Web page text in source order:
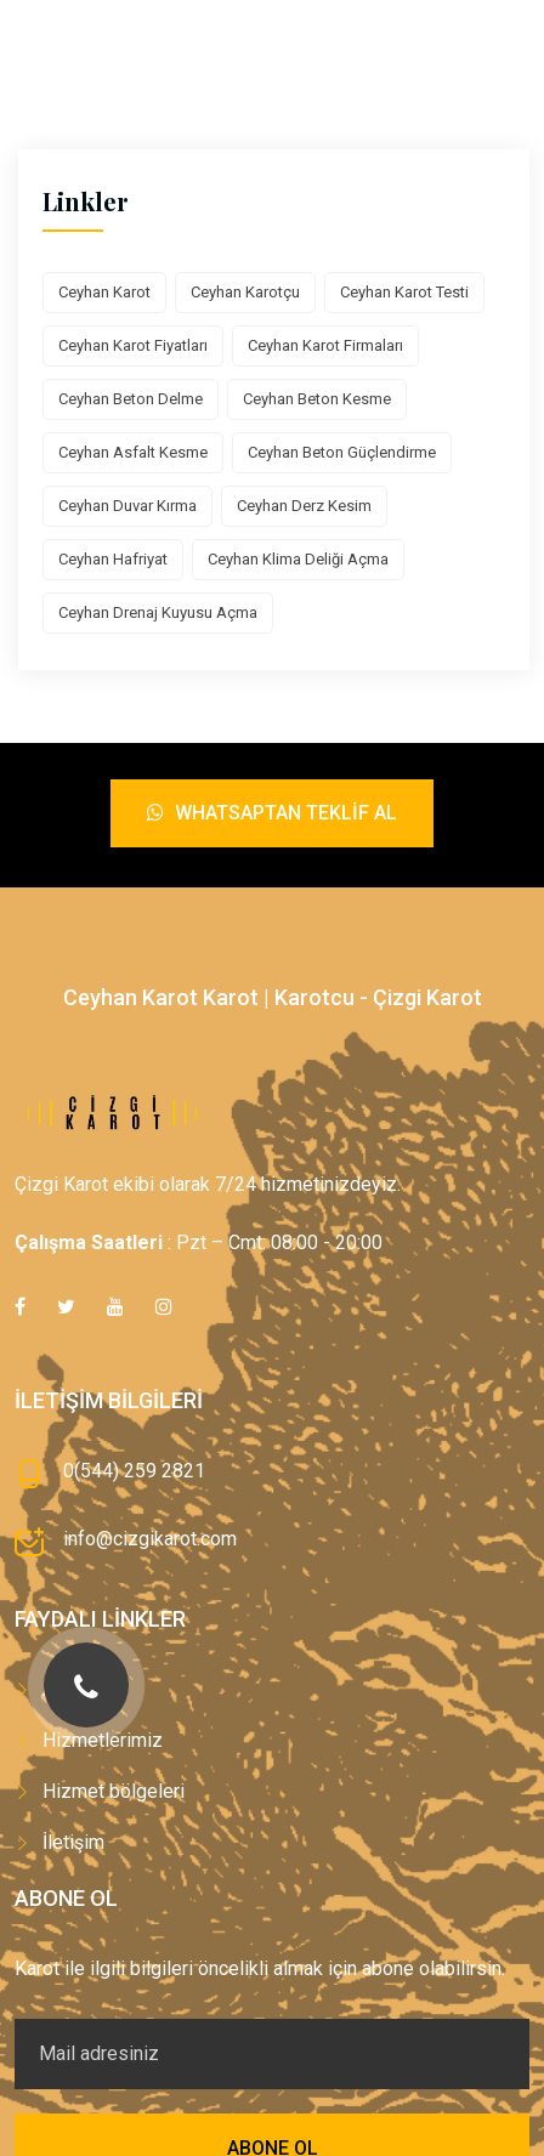
Linkler
Ceyhan Karot Ceyhan Karotçu Ceyhan Karot Testi
Ceyhan Karot Fiyatları Ceyhan Karot Firmaları
Ceyhan Beton Delme Ceyhan Beton Kesme
Ceyhan Asfalt Kesme Ceyhan Beton Güçlendirme
Ceyhan Duvar Kırma Ceyhan Derz Kesim
Ceyhan Hafriyat Ceyhan Klima Deliği Açma
Ceyhan Drenaj Kuyusu Açma
WHATSAPTAN TEKLIF AL
Ceyhan Karot Karot | Karotcu - Çizgi Karot
Çizgi Karot ekibi olarak 7/24 hizmetinizdeyiz.
Çalışma Saatleri : Pzt – Cmt: 08:00 - 20:00
İLETIŞIM BILGILERI
0(544) 259 2821
info@cizgikarot.com
FAYDALI LINKLER
Anasayfa
Hizmetlerimiz
Hizmet bölgeleri
İletişim
ABONE OL
Karot ile ilgili bilgileri öncelikli almak için abone olabilirsin.